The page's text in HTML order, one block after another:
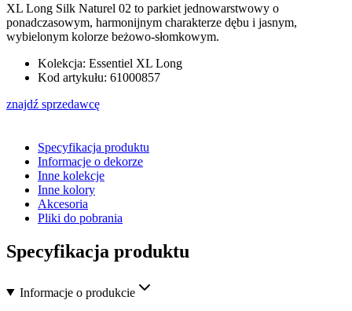
XL Long Silk Naturel 02 to parkiet jednowarstwowy o
ponadczasowym, harmonijnym charakterze dębu i jasnym,
wybielonym kolorze beżowo-słomkowym.
Kolekcja: Essentiel XL Long
Kod artykułu: 61000857
znajdź sprzedawcę
Specyfikacja produktu
Informacje o dekorze
Inne kolekcje
Inne kolory
Akcesoria
Pliki do pobrania
Specyfikacja produktu
Informacje o produkcie